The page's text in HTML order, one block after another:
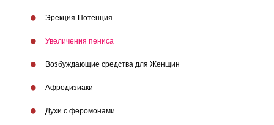
Эрекция-Потенция
Увеличения пениса
Возбуждающие средства для Женщин
Афродизиаки
Духи с феромонами